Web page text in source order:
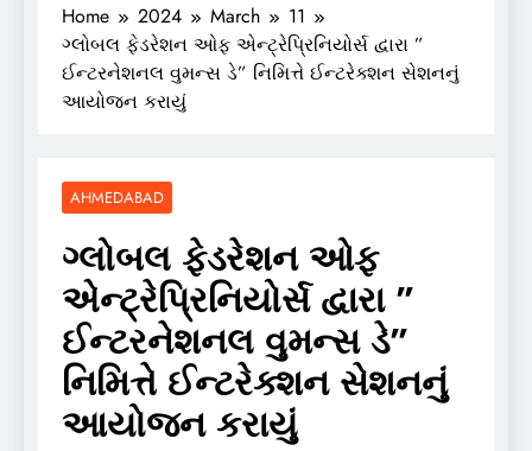
Home 2024 March
11
ગ્લોબલ ફેડરેશન ઓફ એન્ટ્રેપ્રિનિયોર્સ દ્વારા ”
ઈન્ટરનેશનલ વુમન્સ ડે” નિમિત્તે ઈન્ટરેક્શન સેશનનું
આયોજન કરાયું
AHMEDABAD
ગ્લોબલ ફેડરેશન ઓફ
એન્ટ્રેપ્રિનિયોર્સ દ્વારા ”
ઈન્ટરનેશનલ વુમન્સ ડે”
નિમિત્તે ઈન્ટરેક્શન સેશનનું
આયોજન કરાયું